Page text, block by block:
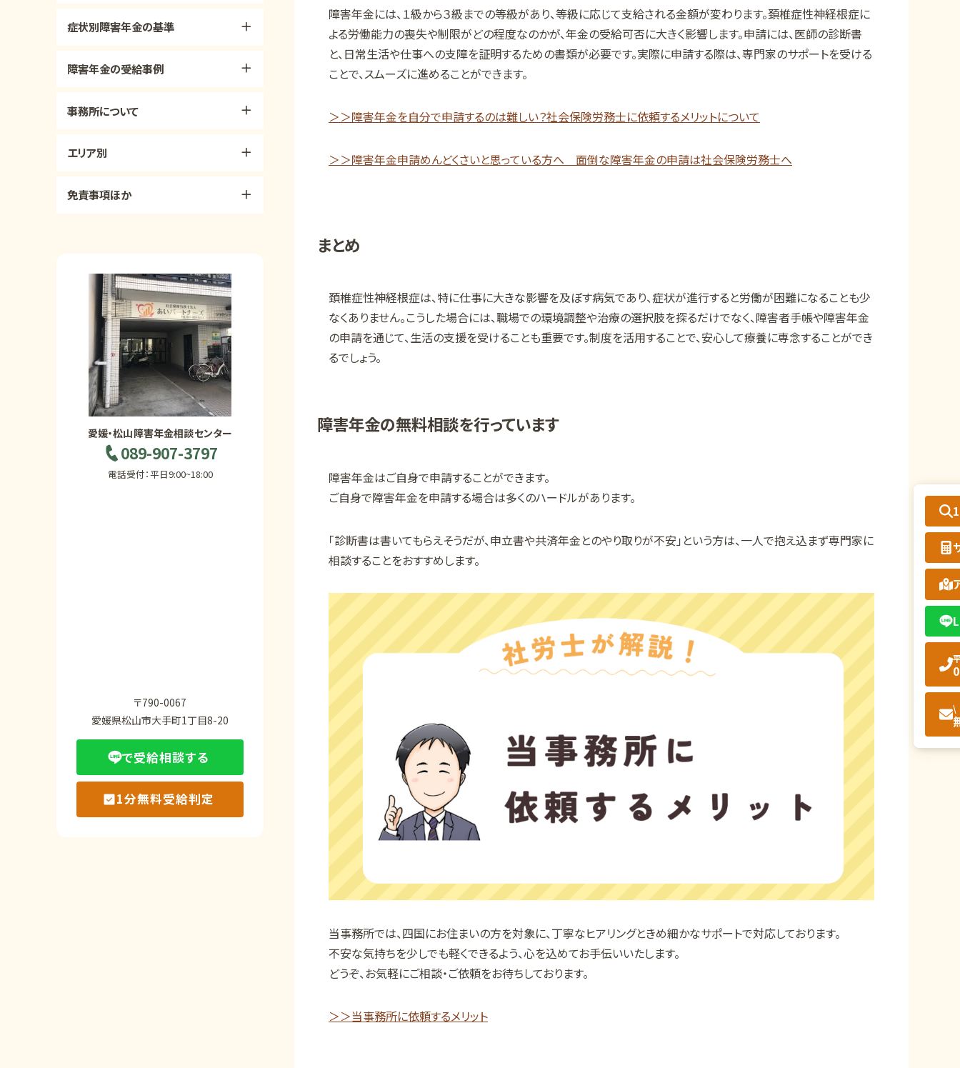
障害年金には、１級から３級までの等級があり、等級に応じて支給される金額が変わります。頚椎症性神経根症に
よる労働能力の喪失や制限がどの程度なのかが、年金の受給可否に大きく影響します。申請には、医師の診断書
と、日常生活や仕事への支障を証明するための書類が必要です。実際に申請する際は、専門家のサポートを受ける
ことで、スムーズに進めることができます。
＞＞障害年金を自分で申請するのは難しい？社会保険労務士に依頼するメリットについて
＞＞障害年金申請めんどくさいと思っている方へ 面倒な障害年金の申請は社会保険労務士へ
まとめ
頚椎症性神経根症は、特に仕事に大きな影響を及ぼす病気であり、症状が進行すると労働が困難になることも少
なくありません。こうした場合には、職場での環境調整や治療の選択肢を探るだけでなく、障害者手帳や障害年金
の申請を通じて、生活の支援を受けることも重要です。制度を活用することで、安心して療養に専念することができ
るでしょう。
障害年金の無料相談を行っています
障害年金はご自身で申請することができます。
ご自身で障害年金を申請する場合は多くのハードルがあります。
「診断書は書いてもらえそうだが、申立書や共済年金とのやり取りが不安」という方は、一人で抱え込まず専門家に
相談することをおすすめします。
当事務所では、四国にお住まいの方を対象に、丁寧なヒアリングときめ細かなサポートで対応しております。
不安な気持ちを少しでも軽くできるよう、心を込めてお手伝いいたします。
どうぞ、お気軽にご相談・ご依頼をお待ちしております。
＞＞当事務所に依頼するメリット
症状別障害年金の基準
障害年金の受給事例
事務所について
エリア別
免責事項ほか
愛媛・松山障害年金相談センター
089-907-3797
電話受付：平日9:00~18:00
〒790-0067
愛媛県松山市大手町1丁目8-20
で受給相談する
1分無料受給判定
\